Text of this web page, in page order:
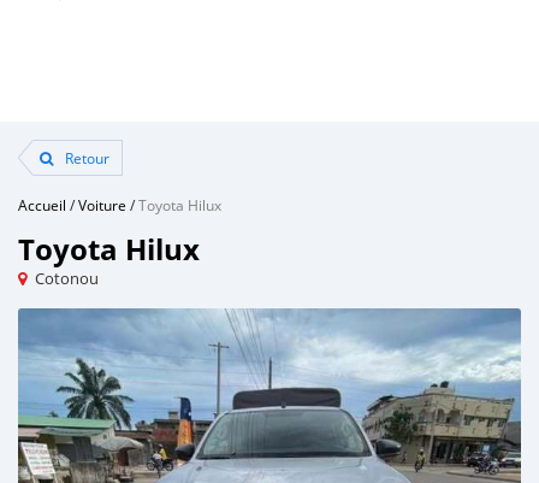
Retour
Accueil /Voiture /Toyota Hilux
Toyota Hilux
Cotonou